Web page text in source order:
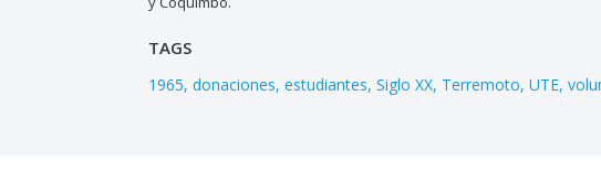
TAGS
1965 donaciones estudiantes Siglo XX Terremoto UTE